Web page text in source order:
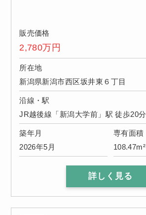
販売価格
2,780万円
所在地
新潟県新潟市西区坂井東６丁目
沿線・駅
JR越後線「新潟大学前」駅 徒歩20分
築年月
2026年5月
専有面積
108.47m²
詳しく見る